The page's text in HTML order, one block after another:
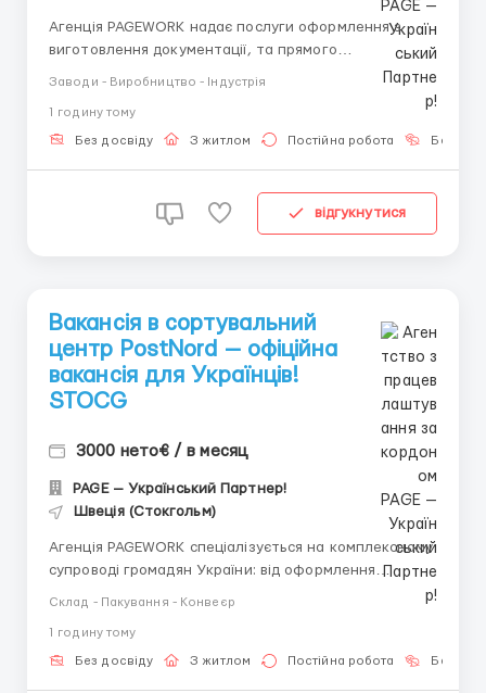
Агенція PAGEWORK надає послуги оформлення з
виготовлення документації, та прямого
підбору вакансії: Головний Рекрутер: Віталій
Шевченко Телефон для консультацій \ для підбору
Заводи - Виробництво - Індустрія
1 годину тому
Без досвіду З житлом Постійна робота Без
відгукнутися
Вакансія в сортувальний
центр PostNord — офіційна
вакансія для Українців!
STOCG
3000 нето€ / в месяц
PAGE — Український Партнер!
Швеція (Стокгольм)
Агенція PAGEWORK спеціалізується на комплексному
супроводі громадян України: від оформлення
👤 Головний рекрутер: Віталій Шевченко
📞 Консультації та підбір вакансій: +48 732 144 772
Склад - Пакування - Конвеєр
1 годину тому
Без досвіду З житлом Постійна робота Без